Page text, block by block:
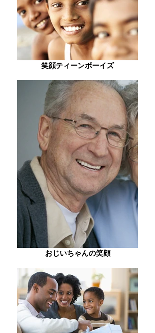
笑顔ティーンボーイズ
おじいちゃんの笑顔